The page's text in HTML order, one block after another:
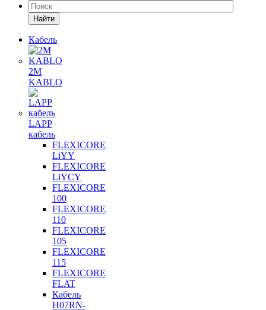
Найти
Кабель
2M
KABLO
LAPP
кабель
FLEXICORE
LiYY
FLEXICORE
LiYCY
FLEXICORE
100
FLEXICORE
110
FLEXICORE
105
FLEXICORE
115
FLEXICORE
FLAT
Кабель
H07RN-